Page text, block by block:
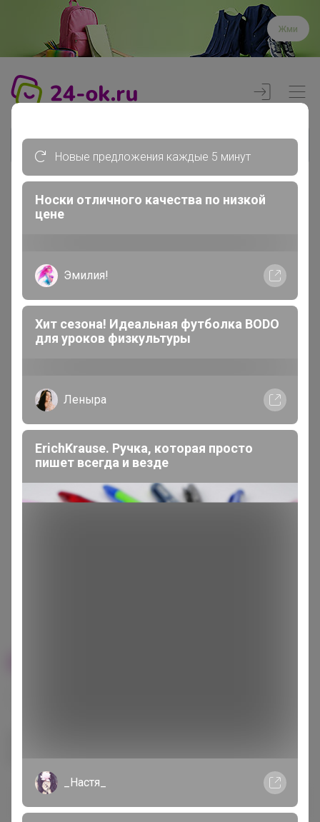
Жми
опытных пользователей 24-ok.ru
от 248 680,40р
486 320,40р
480,40р
Доставка 260,80р
Эксклюзивный товар
Товар доступендля зарегистрированных,
опытных пользователей 24-ok.ru
Войти
Зарегистрироваться
Новые предложения каждые 5 минут
Носки отличного качества по низкой
цене
Эмилия!
Хит сезона! Идеальная футболка BODO
для уроков физкультуры
Леныра
ErichKrause. Ручка, которая просто
пишет всегда и везде
_Настя_